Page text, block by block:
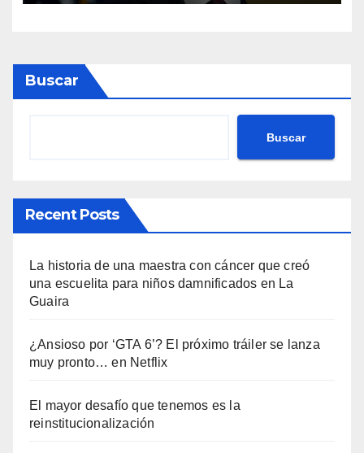
Buscar
Buscar
Recent Posts
La historia de una maestra con cáncer que creó
una escuelita para niños damnificados en La
Guaira
¿Ansioso por ‘GTA 6’? El próximo tráiler se lanza
muy pronto… en Netflix
El mayor desafío que tenemos es la
reinstitucionalización